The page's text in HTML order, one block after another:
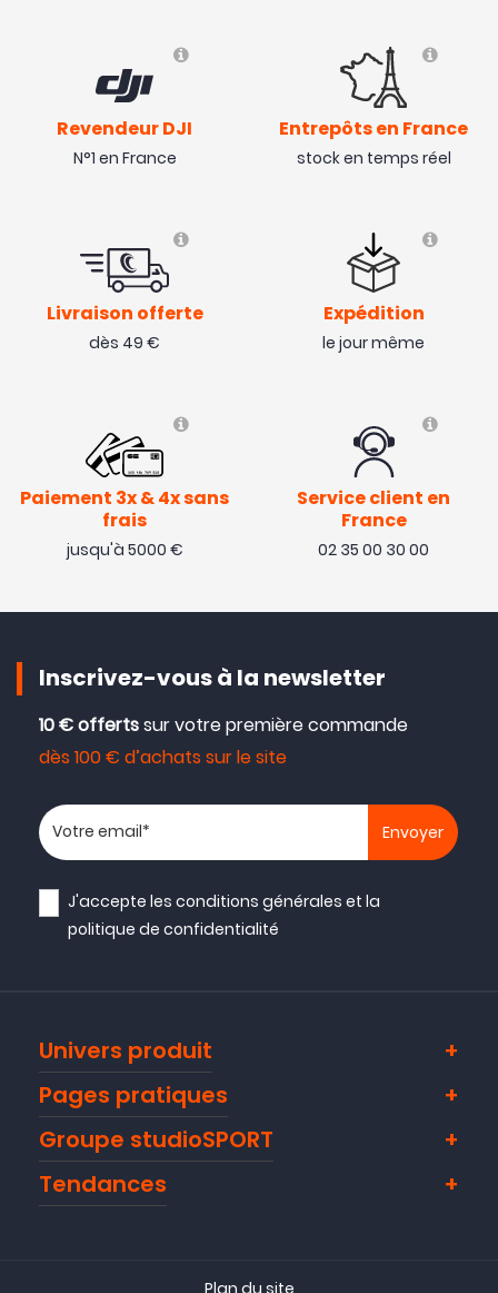
Revendeur DJI
N°1 en France
Entrepôts en France
stock en temps réel
Livraison offerte
dès 49 €
Expédition
le jour même
Paiement 3x & 4x sans
frais
jusqu'à 5000 €
Service client en
France
02 35 00 30 00
Inscrivez-vous à la newsletter
10 € offertssur votre première commande
dès 100 € d’achats sur le site
Votre adresse email
J'accepte lesconditions générales et la
politique de confidentialité
Univers produit
Pages pratiques
Groupe studioSPORT
Tendances
Plan du site